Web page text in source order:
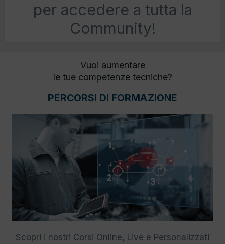
per accedere a tutta la
Community!
Vuoi aumentare
le tue competenze tecniche?
PERCORSI DI FORMAZIONE
Scopri i nostri Corsi Online, Live e Personalizzati